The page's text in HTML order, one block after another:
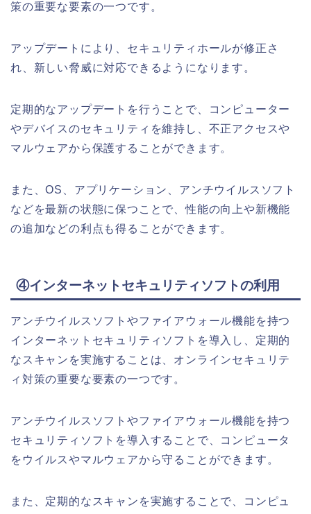
策の重要な要素の一つです。
アップデートにより、セキュリティホールが修正さ
れ、新しい脅威に対応できるようになります。
定期的なアップデートを行うことで、コンピューター
やデバイスのセキュリティを維持し、不正アクセスや
マルウェアから保護することができます。
また、OS、アプリケーション、アンチウイルスソフト
などを最新の状態に保つことで、性能の向上や新機能
の追加などの利点も得ることができます。
④インターネットセキュリティソフトの利用
アンチウイルスソフトやファイアウォール機能を持つ
インターネットセキュリティソフトを導入し、定期的
なスキャンを実施することは、オンラインセキュリテ
ィ対策の重要な要素の一つです。
アンチウイルスソフトやファイアウォール機能を持つ
セキュリティソフトを導入することで、コンピュータ
をウイルスやマルウェアから守ることができます。
また、定期的なスキャンを実施することで、コンピュ